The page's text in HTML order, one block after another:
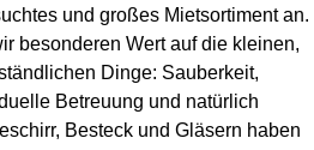
und großes Mietsortiment an.
besonderen Wert auf die kleinen,
Dinge: Sauberkeit,
Betreuung und natürlich
Besteck und Gläsern haben